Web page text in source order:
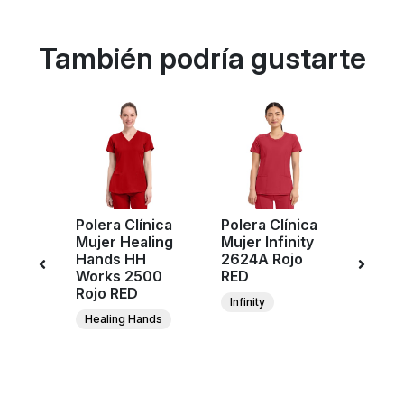
También podría gustarte
Polera Clínica
Mujer Healing
Hands HH
Works 2500
Rojo RED
Healing Hands
Polera Clínica
Mujer Infinity
2624A Rojo
RED
Infinity